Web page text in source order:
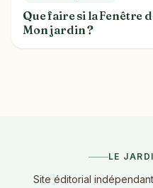
Que faire si la Fenêtre
Mon jardin ?
LE
Site éditorial